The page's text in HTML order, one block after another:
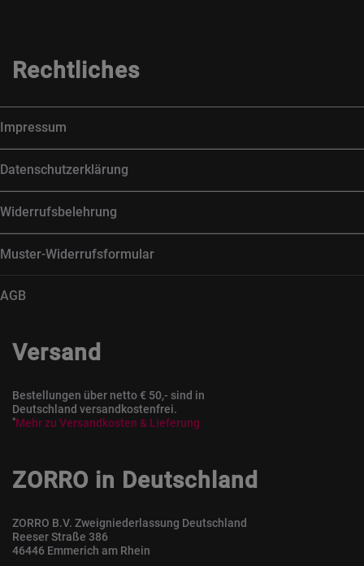
Rechtliches
Impressum
Datenschutzerklärung
Widerrufsbelehrung
Muster-Widerrufsformular
AGB
Versand
Bestellungen über netto € 50,- sind in
Deutschland versandkostenfrei.
*Mehr zu Versandkosten & Lieferung
ZORRO in Deutschland
ZORRO B.V. Zweigniederlassung Deutschland
Reeser Straße 386
46446 Emmerich am Rhein